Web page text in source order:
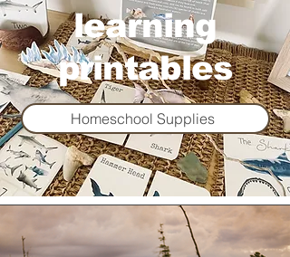
learning
printables
Homeschool Supplies